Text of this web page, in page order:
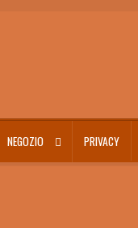
NEGOZIO PRIVACY